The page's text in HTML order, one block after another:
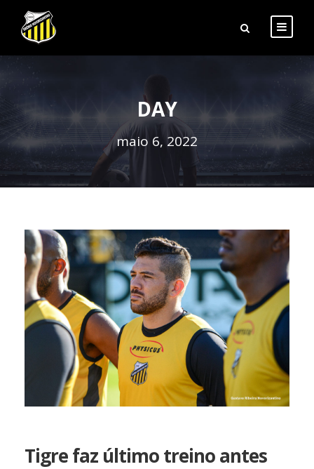
DAY
maio 6, 2022
Tigre faz último treino antes